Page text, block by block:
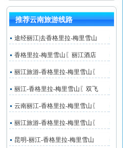
推荐云南旅游线路
途经丽江|去香格里拉-梅里雪山
香格里拉-梅里雪山〖丽江酒店
丽江旅游-香格里拉-梅里雪山〖
丽江-香格里拉-梅里雪山〖双飞
云南丽江-香格里拉-梅里雪山〖
丽江旅游-香格里拉-梅里雪山〖
昆明-丽江-香格里拉-梅里雪山